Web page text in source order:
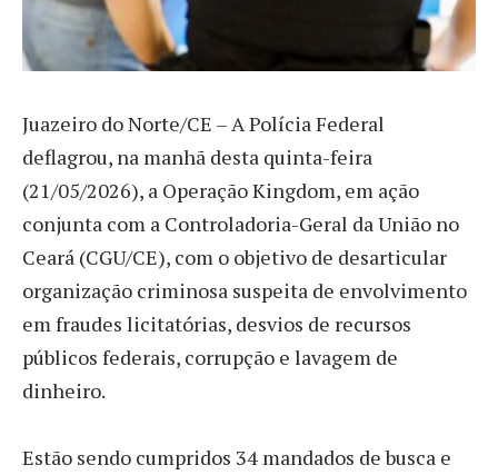
Juazeiro do Norte/CE – A Polícia Federal
deflagrou, na manhã desta quinta-feira
(21/05/2026), a Operação Kingdom, em ação
conjunta com a Controladoria-Geral da União no
Ceará (CGU/CE), com o objetivo de desarticular
organização criminosa suspeita de envolvimento
em fraudes licitatórias, desvios de recursos
públicos federais, corrupção e lavagem de
dinheiro.
Estão sendo cumpridos 34 mandados de busca e